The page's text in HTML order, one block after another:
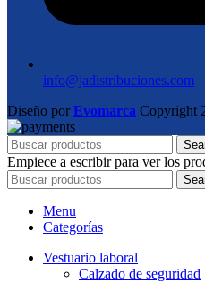
info@jadistribuciones.com
Diseño porEvomarca Copyright
Empiece a escribir para ver los
Menu
Categorías
Vestuario laboral
Calzado de seguridad